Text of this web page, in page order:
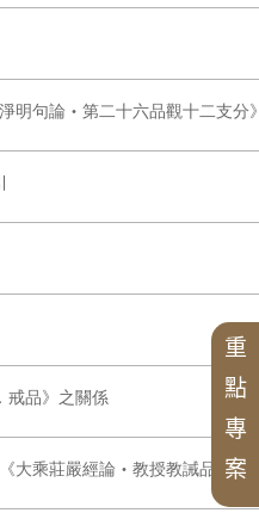
明句論‧第二十六品觀十二支分
戒品》之關係
大乘莊嚴經論‧教授教誡品》初
重
點
專
案